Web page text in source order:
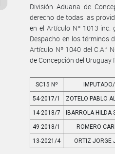
División Aduana de
derecho de todas las
en el Artículo Nº 1013 inc.
Despacho en los términos
Artículo Nº 1040 del C.A.”
de Concepción del Uruguay
SC15 Nº
54-2017/1 ZOTELO PABLO
14-2018/7 IBARROLA HILDA
49-2018/1 ROMERO
13-2021/4 ORTIZ JORGE